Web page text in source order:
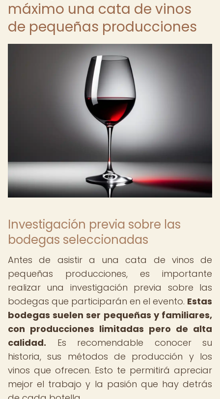
máximo una cata de vinos
de pequeñas producciones
Investigación previa sobre las
bodegas seleccionadas
Antes de asistir a una cata de vinos de
pequeñas producciones, es importante
realizar una investigación previa sobre las
bodegas que participarán en el evento. Estas
bodegas suelen ser pequeñas y familiares,
con producciones limitadas pero de alta
calidad. Es recomendable conocer su
historia, sus métodos de producción y los
vinos que ofrecen. Esto te permitirá apreciar
mejor el trabajo y la pasión que hay detrás